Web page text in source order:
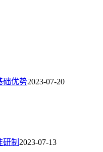
础优势2023-07-20
制 2023-07-13